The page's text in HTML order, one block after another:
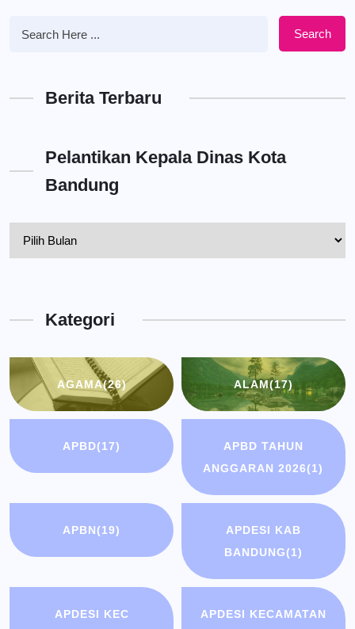
Search
Berita Terbaru
Pelantikan Kepala Dinas Kota
Bandung
BandungKategori
AGAMA(26) ALAM(17)
APBD(17)
APBD TAHUN
ANGGARAN 2026(1)
APBN(19)
APDESI KAB
BANDUNG(1)
APDESI KEC
APDESI KECAMATAN